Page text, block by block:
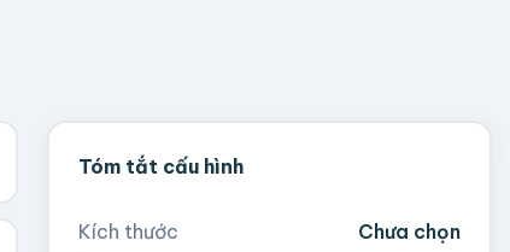
Tóm tắt cấu hình
Kích thước Chưa chọn